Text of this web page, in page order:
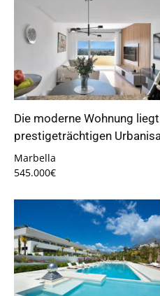
Die moderne Wohnung
prestigeträchtigen
Marbella
545.000€